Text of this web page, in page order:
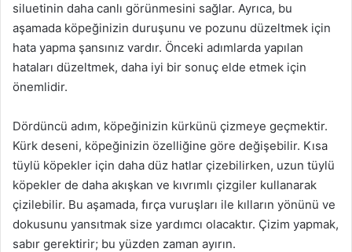
siluetinin daha canlı görünmesini sağlar. Ayrıca, bu
aşamada köpeğinizin duruşunu ve pozunu düzeltmek için
hata yapma şansınız vardır. Önceki adımlarda yapılan
hataları düzeltmek, daha iyi bir sonuç elde etmek için
önemlidir.
Dördüncü adım, köpeğinizin kürkünü çizmeye geçmektir.
Kürk deseni, köpeğinizin özelliğine göre değişebilir. Kısa
tüylü köpekler için daha düz hatlar çizebilirken, uzun tüylü
köpekler de daha akışkan ve kıvrımlı çizgiler kullanarak
çizilebilir. Bu aşamada, fırça vuruşları ile kılların yönünü ve
dokusunu yansıtmak size yardımcı olacaktır. Çizim yapmak,
sabır gerektirir; bu yüzden zaman ayırın.